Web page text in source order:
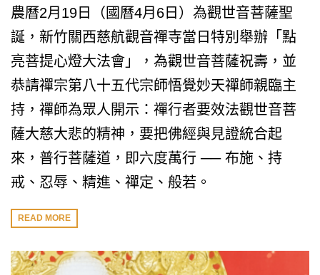
農曆2月19日（國曆4月6日）為觀世音菩薩聖
誕，新竹關西慈航觀音禪寺當日特別舉辦「點
亮菩提心燈大法會」，為觀世音菩薩祝壽，並
恭請禪宗第八十五代宗師悟覺妙天禪師親臨主
持，禪師為眾人開示：禪行者要效法觀世音菩
薩大慈大悲的精神，要把佛經與見證統合起
來，普行菩薩道，即六度萬行 ── 布施、持
戒、忍辱、精進、禪定、般若。
READ MORE